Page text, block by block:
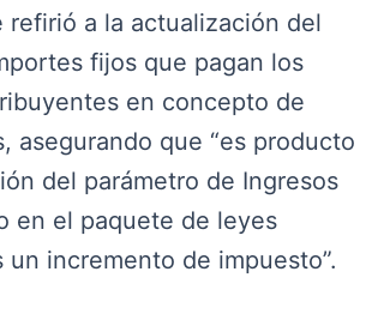
refirió a la actualización del
fijos que pagan los
en concepto de
asegurando que “es producto
del parámetro de Ingresos
en el paquete de leyes
incremento de impuesto”.